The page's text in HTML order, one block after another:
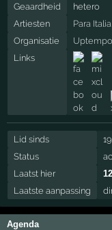
Geaardheid
hetero
Artiesten
Para Italia
Organisatie
Links
Lid sinds
Status
Laatst hier
Laatste aanpassing
Agenda